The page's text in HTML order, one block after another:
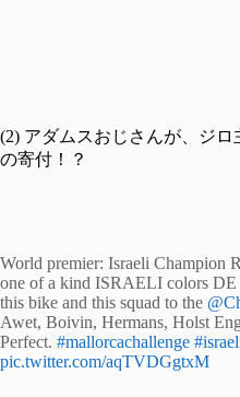
(2) アダムスおじさんが、ジロ
の寄付！？
World premier: Israeli Champion
one of a kind ISRAELI colors
this bike and this squad to the
Awet, Boivin, Hermans, Holst
Perfect. #mallorcachallenge
pic.twitter.com/aqTVDGgtxM